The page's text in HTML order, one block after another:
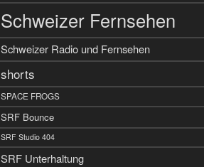
Schweizer Fernsehen
Schweizer Radio und Fernsehen
shorts
SPACE FROGS
SRF Bounce
SRF Studio 404
SRF Unterhaltung